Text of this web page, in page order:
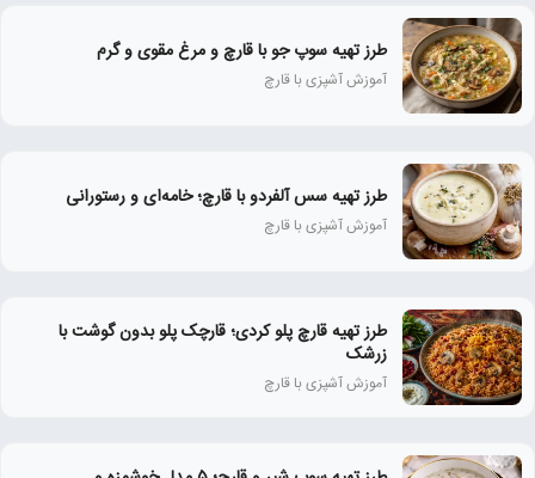
طرز تهیه سوپ جو با قارچ و مرغ مقوی و گرم
آموزش آشپزی با قارچ
طرز تهیه سس آلفردو با قارچ؛ خامه‌ای و رستورانی
آموزش آشپزی با قارچ
طرز تهیه قارچ پلو کردی؛ قارچک پلو بدون گوشت با
زرشک
آموزش آشپزی با قارچ